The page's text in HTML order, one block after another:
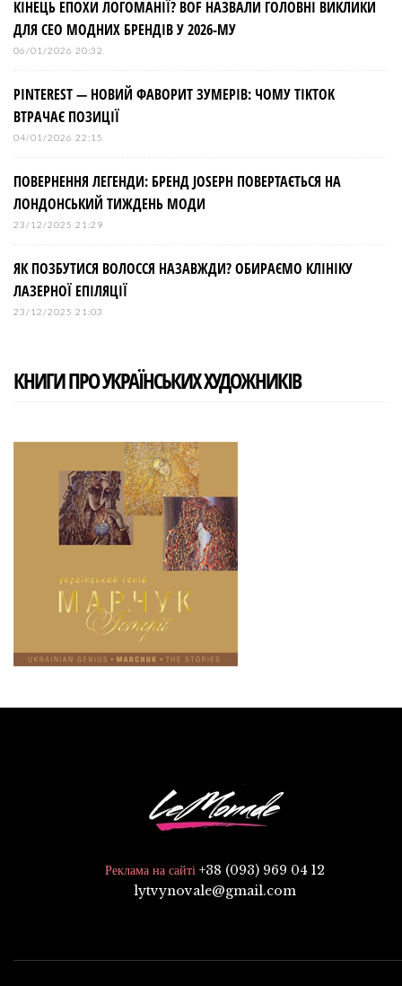
КІНЕЦЬ ЕПОХИ ЛОГОМАНІЇ? BOF НАЗВАЛИ ГОЛОВНІ ВИКЛИКИ
ДЛЯ СЕО МОДНИХ БРЕНДІВ У 2026-МУ
06/01/2026 20:32
PINTEREST — НОВИЙ ФАВОРИТ ЗУМЕРІВ: ЧОМУ TIKTOK
ВТРАЧАЄ ПОЗИЦІЇ
04/01/2026 22:15
ПОВЕРНЕННЯ ЛЕГЕНДИ: БРЕНД JOSEPH ПОВЕРТАЄТЬСЯ НА
ЛОНДОНСЬКИЙ ТИЖДЕНЬ МОДИ
23/12/2025 21:29
ЯК ПОЗБУТИСЯ ВОЛОССЯ НАЗАВЖДИ? ОБИРАЄМО КЛІНІКУ
ЛАЗЕРНОЇ ЕПІЛЯЦІЇ
23/12/2025 21:03
КНИГИ ПРО УКРАЇНСЬКИХ ХУДОЖНИКІВ
Реклама на сайті +38 (093) 969 04 12
lytvynovale@gmail.com